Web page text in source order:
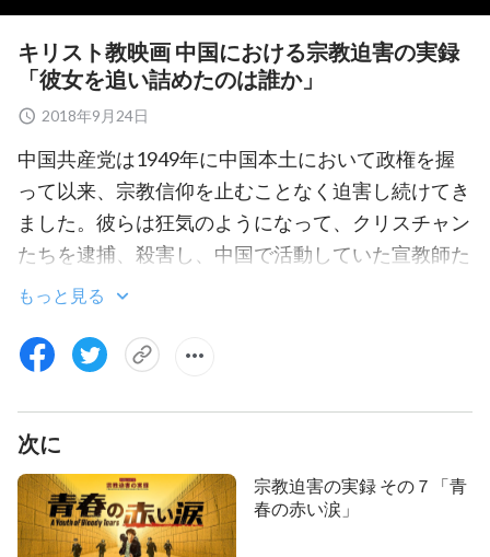
キリスト教映画 中国における宗教迫害の実録
「彼女を追い詰めたのは誰か」
2018年9月24日
中国共産党は1949年に中国本土において政権を握
って以来、宗教信仰を止むことなく迫害し続けてき
ました。彼らは狂気のようになって、クリスチャン
たちを逮捕、殺害し、中国で活動していた宣教師た
ちを国外へ追放、虐待しました。また数え切れない
したり破壊したりして、全ての家の教会（家庭集
会）を根絶しようとしてきました。このドキュメン
タリー映画は、中国本土のキリスト教徒で、中国共
産党警察によって逮捕され、神を信じ、彼女の本分
を尽くすがゆえに最終的に労働収容所での自殺を招
いたあらゆる非人道的拷問を受けた高玉峰の話で
す。中国共産党の邪悪な支配下で逮捕後の収監でキ
もっと見る
次に
宗教迫害の実録 その７「青
春の赤い涙」